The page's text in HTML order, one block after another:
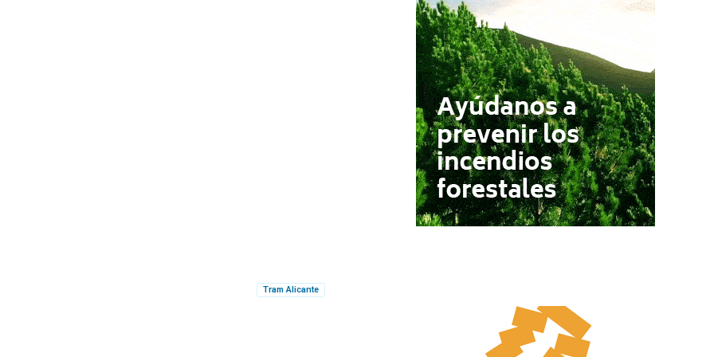
Tram Alicante